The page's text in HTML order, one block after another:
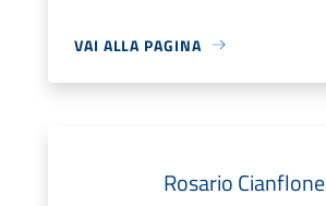
VAI ALLA PAGINA
Rosario Cianflone